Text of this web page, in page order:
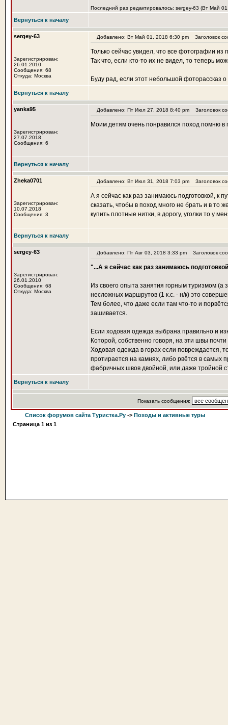
Последний раз редактировалось: sergey-63 (Вт Май
Вернуться к началу
sergey-63
Зарегистрирован:
26.01.2010
Сообщения: 68
Откуда: Москва
Добавлено: Вт Май 01, 2018 6:30 pm Заголовок
Только сейчас увидел, что все фотографии из
Так что, если кто-то их не видел, то теперь
Буду рад, если этот небольшой фоторассказ
Вернуться к началу
yanka95
Зарегистрирован:
27.07.2018
Сообщения: 6
Добавлено: Пт Июл 27, 2018 8:40 pm Заголовок
Моим детям очень понравился поход помню в
Вернуться к началу
Zheka0701
Зарегистрирован:
10.07.2018
Сообщения: 3
Добавлено: Вт Июл 31, 2018 7:03 pm Заголовок
А я сейчас как раз занимаюсь подготовкой,
сказать, чтобы в поход много не брать и в то
купить плотные нитки, в дорогу, уголки то у
Вернуться к началу
sergey-63
Зарегистрирован:
26.01.2010
Сообщения: 68
Откуда: Москва
Добавлено: Пт Авг 03, 2018 3:33 pm Заголовок
"...А я сейчас как раз занимаюсь
Из своего опыта занятия горным туризмом (а
несложных маршрутов (1 к.с. - н/к) это
Тем более, что даже если там что-то и
зашивается.
Если ходовая одежда выбрана правильно и
Которой, собственно говоря, на эти швы почти
Ходовая одежда в горах если повреждается,
протирается на камнях, либо рвётся в самых
фабричных швов двойной, или даже тройной
Вернуться к началу
Показать сообщения:
Список форумов сайта Туристка.Ру -> Походы и активные туры
Страница 1 из 1